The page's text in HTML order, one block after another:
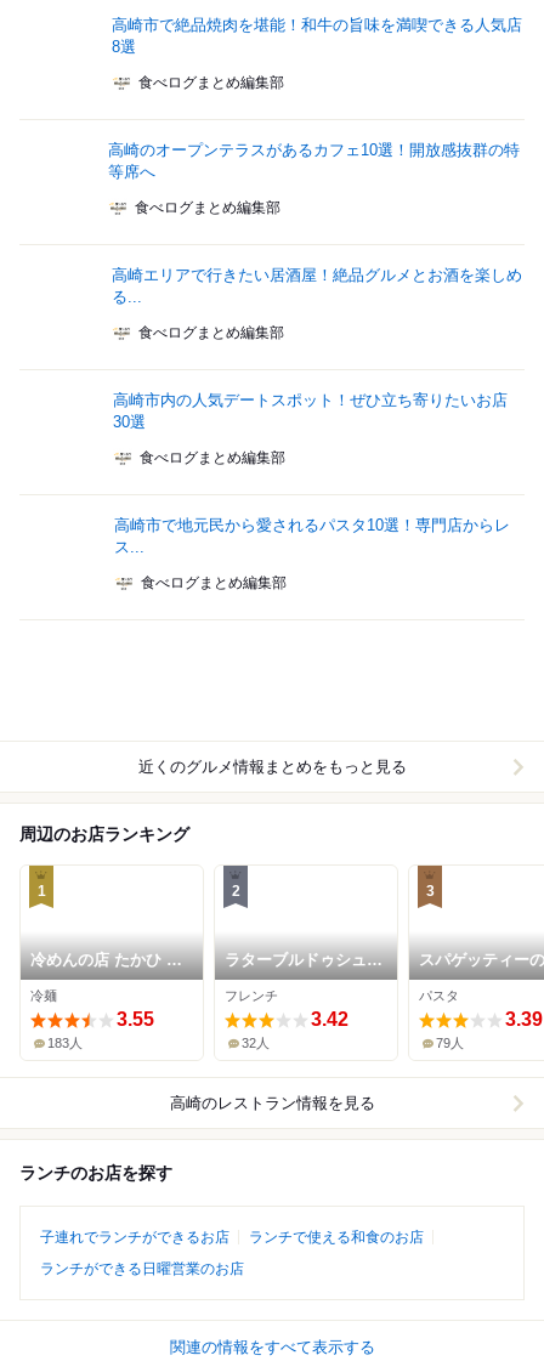
高崎市で絶品焼肉を堪能！和牛の旨味を満喫できる人気店
8選
食べログまとめ編集部
高崎のオープンテラスがあるカフェ10選！開放感抜群の特
等席へ
食べログまとめ編集部
高崎エリアで行きたい居酒屋！絶品グルメとお酒を楽しめ
る...
食べログまとめ編集部
高崎市内の人気デートスポット！ぜひ立ち寄りたいお店
30選
食べログまとめ編集部
高崎市で地元民から愛されるパスタ10選！専門店からレ
ス...
食べログまとめ編集部
近くのグルメ情報まとめをもっと見る
周辺のお店ランキング
1
冷めんの店 たかひ 高
関店
冷麺
3.55
183人
2
ラターブルドゥシュエ
ット
フレンチ
3.42
32人
3
スパゲッティー
チョ 高崎店
パスタ
3.39
79人
高崎のレストラン情報を見る
ランチのお店を探す
子連れでランチができるお店
ランチで使える和食のお店
ランチができる日曜営業のお店
関連の情報をすべて表示する